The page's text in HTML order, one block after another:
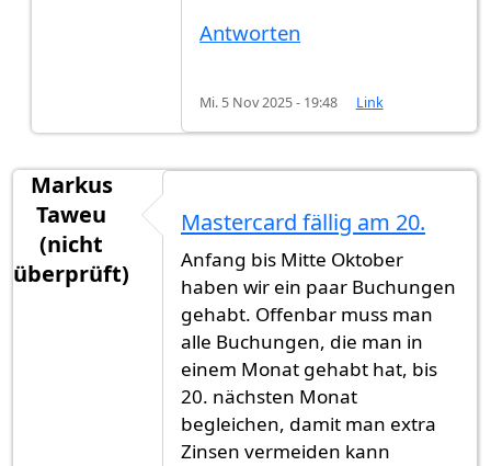
Antworten
Mi. 5 Nov 2025 - 19:48 Link
Markus
Taweu
(nicht
überprüft)
Mastercard fällig am 20.
Anfang bis Mitte Oktober
haben wir ein paar Buchungen
gehabt. Offenbar muss man
alle Buchungen, die man in
einem Monat gehabt hat, bis
20. nächsten Monat
begleichen, damit man extra
Zinsen vermeiden kann